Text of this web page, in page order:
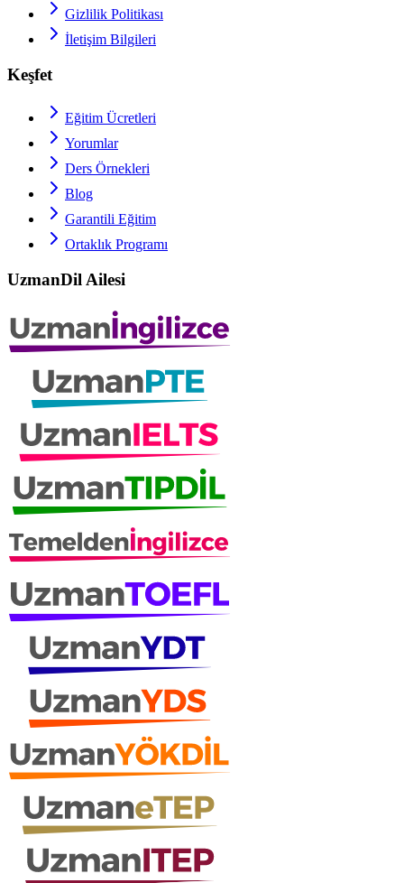
Gizlilik Politikası
İletişim Bilgileri
Keşfet
Eğitim Ücretleri
Yorumlar
Ders Örnekleri
Blog
Garantili Eğitim
Ortaklık Programı
UzmanDil Ailesi